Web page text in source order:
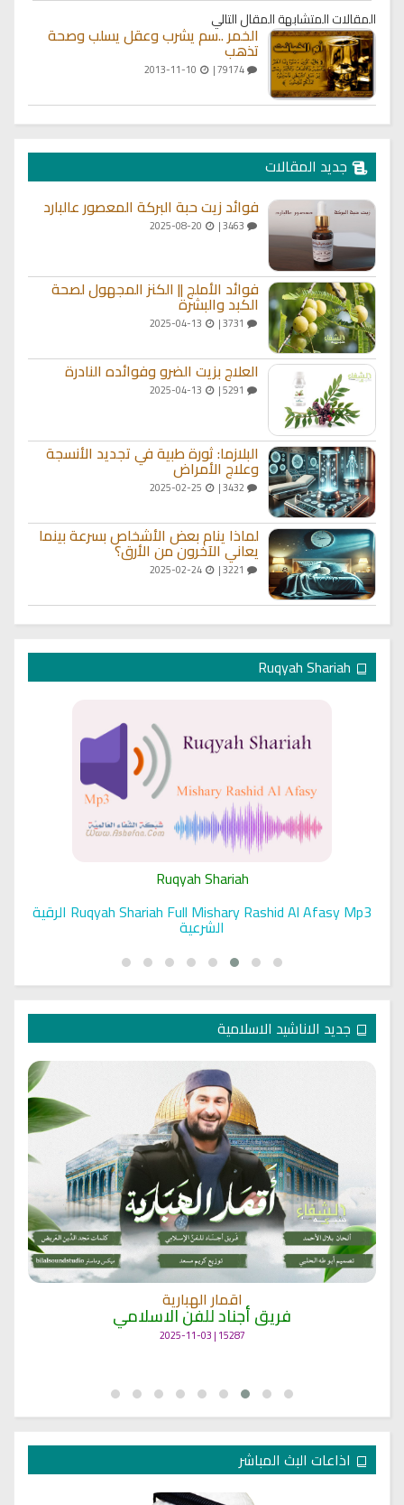
المقالات المتشابهةالمقال التالي
الخمر ..سم يشرب وعقل يسلب وصحة
تذهب
79174 |
جديد المقالات
فوائد زيت حبة البركة المعصور عالبارد
فوائد الأملج || الكنز المجهول لصحة
الكبد والبشرة
العلاج بزيت الضرو وفوائده النادرة
البلازما: ثورة طبية في تجديد الأنسجة
وعلاج الأمراض
لماذا ينام بعض الأشخاص بسرعة بينما
يعاني الآخرون من الأرق؟
2025-02-24
Ruqyah Shariah
Ruqyah Shariah Full Mishary Rashid Al Afasy Mp3 الرقية
الشرعية
جديد الاناشيد الاسلامية
اقمار الهبارية
فريق أجناد للفن الاسلامي
15287 | 2025-11-03
اذاعات البث المباشر